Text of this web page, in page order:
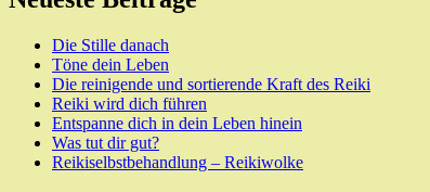
Die Stille danach
Töne dein Leben
Die reinigende und sortierende Kraft des Reiki
Reiki wird dich führen
Entspanne dich in dein Leben hinein
Was tut dir gut?
Reikiselbstbehandlung – Reikiwolke